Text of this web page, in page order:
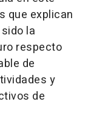
que explican
la
respecto
de
y
de